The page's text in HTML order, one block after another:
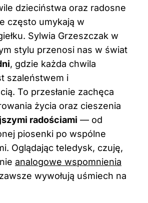
dzieciństwa oraz radosne
często umykają w
Sylwia Grzeszczak w
stylu przenosi nas w świat
, gdzie każda chwila
szaleństwem i
To przesłanie zachęca
życia oraz cieszenia
radościami — od
piosenki po wspólne
Oglądając teledysk, czuję,
analogowe wspomnienia
wywołują uśmiech na